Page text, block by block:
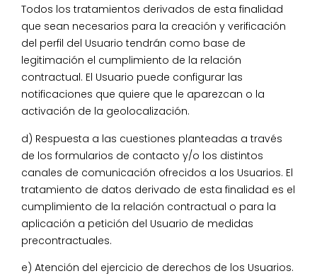
Todos los tratamientos derivados de esta finalidad
que sean necesarios para la creación y verificación
del perfil del Usuario tendrán como base de
legitimación el cumplimiento de la relación
contractual. El Usuario puede configurar las
notificaciones que quiere que le aparezcan o la
activación de la geolocalización.
d) Respuesta a las cuestiones planteadas a través
de los formularios de contacto y/o los distintos
canales de comunicación ofrecidos a los Usuarios. El
tratamiento de datos derivado de esta finalidad es el
cumplimiento de la relación contractual o para la
aplicación a petición del Usuario de medidas
precontractuales.
e) Atención del ejercicio de derechos de los Usuarios.